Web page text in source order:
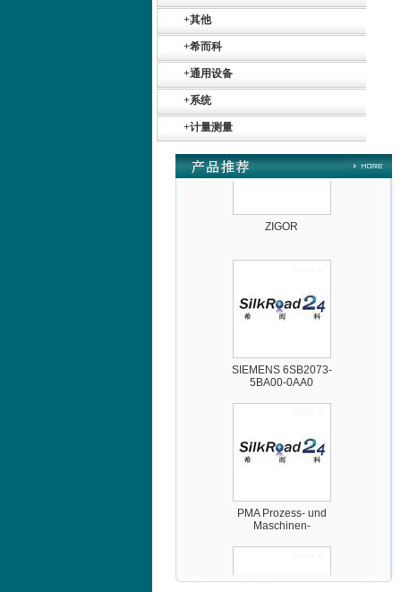
+其他
+希而科
+通用设备
+系统
+计量测量
德国HBM
5BA00-0AA0
Maschinen-
Automation GmbH